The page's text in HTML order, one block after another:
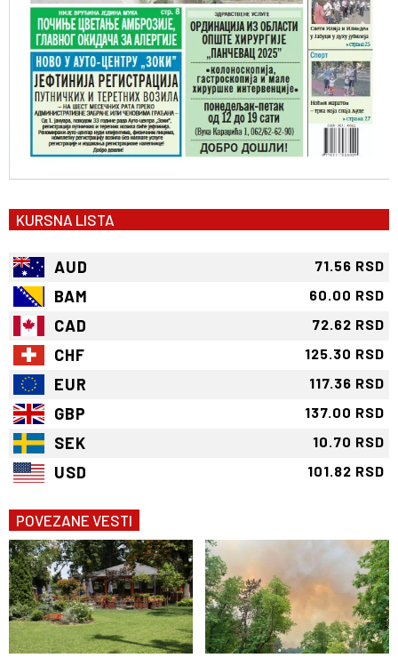
KURSNA LISTA
AUD 71.56 RSD
BAM 60.00 RSD
CAD 72.62 RSD
CHF 125.30 RSD
EUR 117.36 RSD
GBP 137.00 RSD
SEK 10.70 RSD
USD 101.82 RSD
POVEZANE VESTI